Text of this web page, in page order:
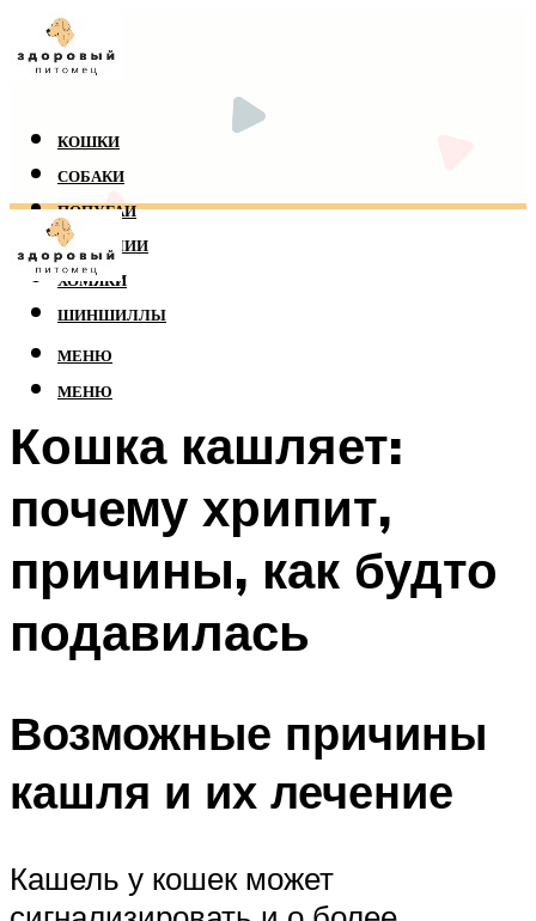
КОШКИ
СОБАКИ
ПОПУГАИ
РЕПТИЛИИ
ХОМЯКИ
ШИНШИЛЛЫ
МЕНЮ
МЕНЮ
Кошка кашляет:
почему хрипит,
причины, как будто
подавилась
Возможные причины
кашля и их лечение
Кашель у кошек может